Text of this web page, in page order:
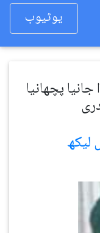
یوٹیوب
پچھانیا